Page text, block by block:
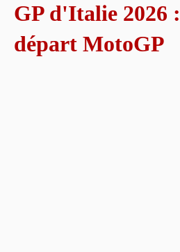
GP d'Italie 2026
départ MotoGP